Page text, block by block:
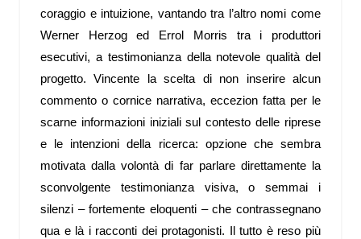
coraggio e intuizione, vantando tra l’altro nomi come
Werner Herzog ed Errol Morris tra i produttori
esecutivi, a testimonianza della notevole qualità del
progetto. Vincente la scelta di non inserire alcun
commento o cornice narrativa, eccezion fatta per le
scarne informazioni iniziali sul contesto delle riprese
e le intenzioni della ricerca: opzione che sembra
motivata dalla volontà di far parlare direttamente la
sconvolgente testimonianza visiva, o semmai i
silenzi – fortemente eloquenti – che contrassegnano
qua e là i racconti dei protagonisti. Il tutto è reso più